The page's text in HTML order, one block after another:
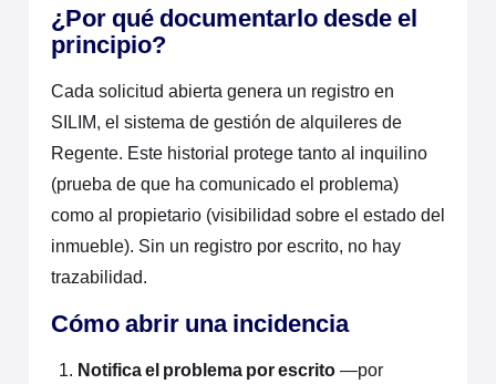
¿Por qué documentarlo desde el
principio?
Cada solicitud abierta genera un registro en
SILIM, el sistema de gestión de alquileres de
Regente. Este historial protege tanto al inquilino
(prueba de que ha comunicado el problema)
como al propietario (visibilidad sobre el estado del
inmueble). Sin un registro por escrito, no hay
trazabilidad.
Cómo abrir una incidencia
Notifica el problema por escrito—por